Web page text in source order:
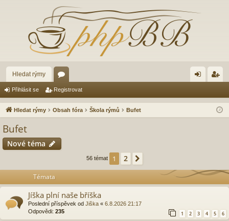
Hledat rýmy
ór
a lá ist
Přihlásit se Registrovat
Hledat rýmy Obsah fóra Škola rýmů Bufet
Bufet
Nové téma
56 témat 1 2
Témata
Jíška plní naše bříška
Poslední příspěvek od Jiška « 6.8.2026 21:17
Odpovědi: 235 1 2 3 4 5 6